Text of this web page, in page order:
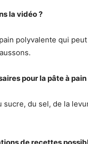
la vidéo ?
polyvalente qui
pour la pâte à pain
du sel, de la